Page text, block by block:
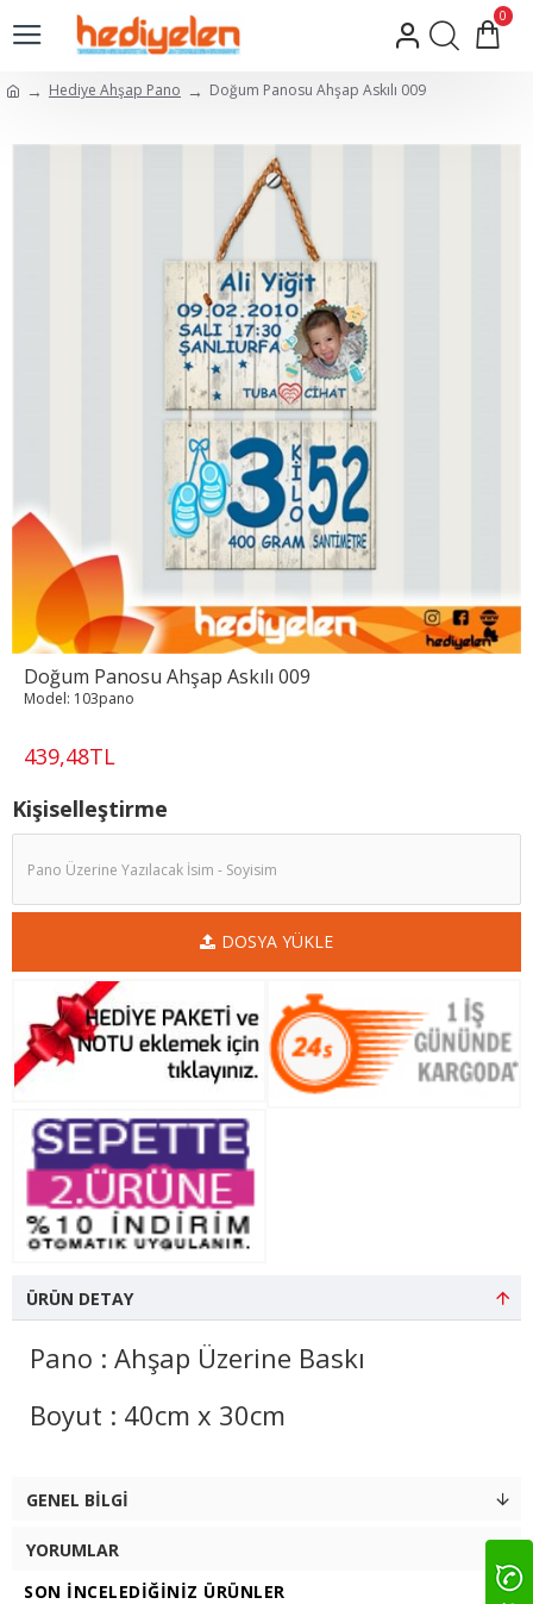
0
Hediye Ahşap Pano Doğum Panosu Ahşap Askılı 009
Doğum Panosu Ahşap Askılı 009
439,48TL
Model: 103pano
Kişiselleştirme
DOSYA YÜKLE
ÜRÜN DETAY
Pano : Ahşap Üzerine Baskı
Boyut : 40cm x 30cm
GENEL BILGI
YORUMLAR
SON İNCELEDIĞINIZ ÜRÜNLER